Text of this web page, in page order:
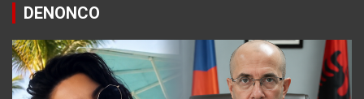
DENONCO